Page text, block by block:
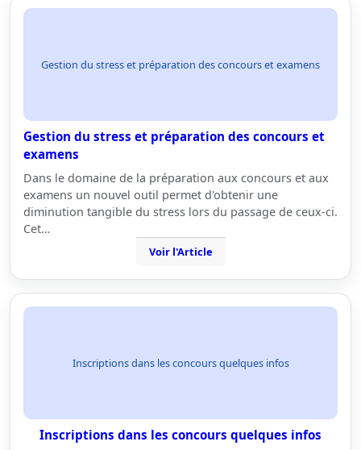
Gestion du stress et préparation des concours et examens
Gestion du stress et préparation des concours et
examens
Dans le domaine de la préparation aux concours et aux
examens un nouvel outil permet d'obtenir une
diminution tangible du stress lors du passage de ceux-ci.
Cet…
Voir l'Article
Inscriptions dans les concours quelques infos
Inscriptions dans les concours quelques infos